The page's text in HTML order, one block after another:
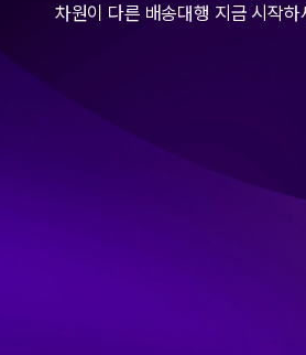
차원이 다른 배송대행 지금 시작하